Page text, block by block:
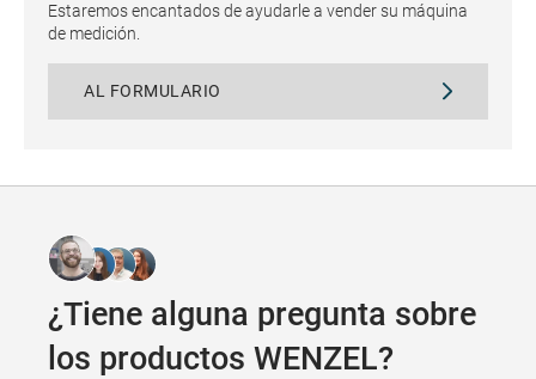
Estaremos encantados de ayudarle a vender su máquina
de medición.
AL FORMULARIO
¿Tiene alguna pregunta sobre
los productos WENZEL?